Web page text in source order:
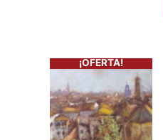
¡OFERTA!